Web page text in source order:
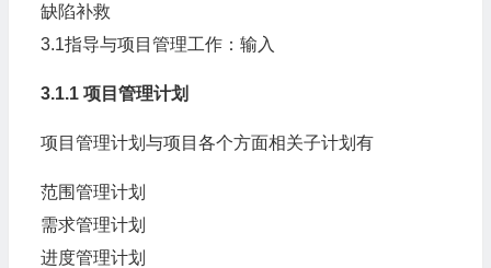
缺陷补救
3.1指导与项目管理工作：输入
3.1.1 项目管理计划
项目管理计划与项目各个方面相关子计划有
范围管理计划
需求管理计划
进度管理计划